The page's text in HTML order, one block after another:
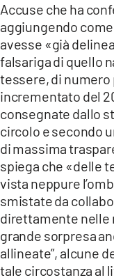
Accuse che ha
aggiungendo
avesse «già
falsariga di quello
tessere, di numero
incrementato del
consegnate dallo
circolo e secondo
di massima
spiega che «delle
vista neppure
smistate da
direttamente nelle
grande sorpresa
allineate”, alcune
tale circostanza al